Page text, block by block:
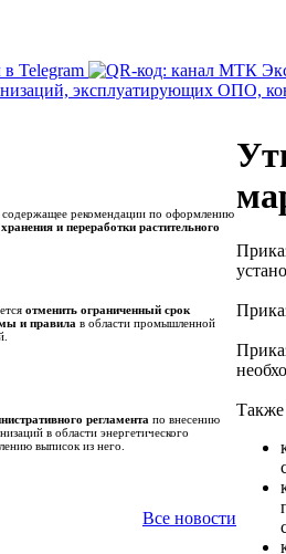
Telegram
содержащее рекомендации по оформлению
и переработки растительного
отменить ограниченный срок
и правила в области промышленной
регламента по внесению
в области энергетического
выписок из него.
Все новости